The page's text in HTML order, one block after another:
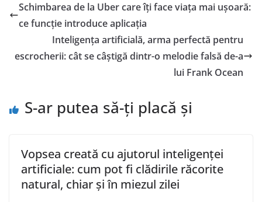
Schimbarea de la Uber care îți face viața mai ușoară:
ce funcție introduce aplicația
Inteligența artificială, arma perfectă pentru
escrocherii: cât se câștigă dintr-o melodie falsă de-a
lui Frank Ocean
S-ar putea să-ți placă și
Vopsea creată cu ajutorul inteligenței
artificiale: cum pot fi clădirile răcorite
natural, chiar și în miezul zilei